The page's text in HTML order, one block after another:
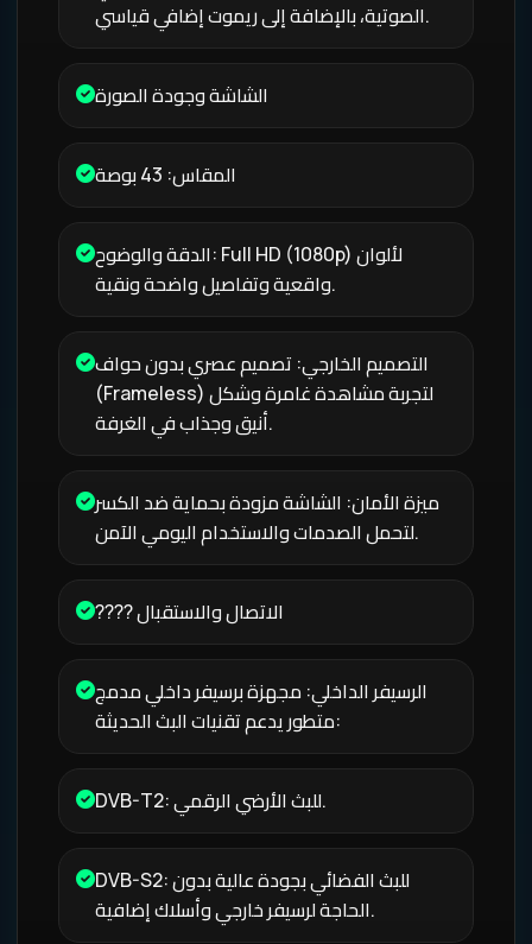
الصوتية، بالإضافة إلى ريموت إضافي قياسي.
الشاشة وجودة الصورة
المقاس: 43 بوصة
الدقة والوضوح: Full HD (1080p) لألوان
واقعية وتفاصيل واضحة ونقية.
التصميم الخارجي: تصميم عصري بدون حواف
(Frameless) لتجربة مشاهدة غامرة وشكل
أنيق وجذاب في الغرفة.
ميزة الأمان: الشاشة مزودة بحماية ضد الكسر
لتحمل الصدمات والاستخدام اليومي الآمن.
???? الاتصال والاستقبال
الرسيفر الداخلي: مجهزة برسيفر داخلي مدمج
متطور يدعم تقنيات البث الحديثة:
DVB-T2: للبث الأرضي الرقمي.
DVB-S2: للبث الفضائي بجودة عالية بدون
الحاجة لرسيفر خارجي وأسلاك إضافية.